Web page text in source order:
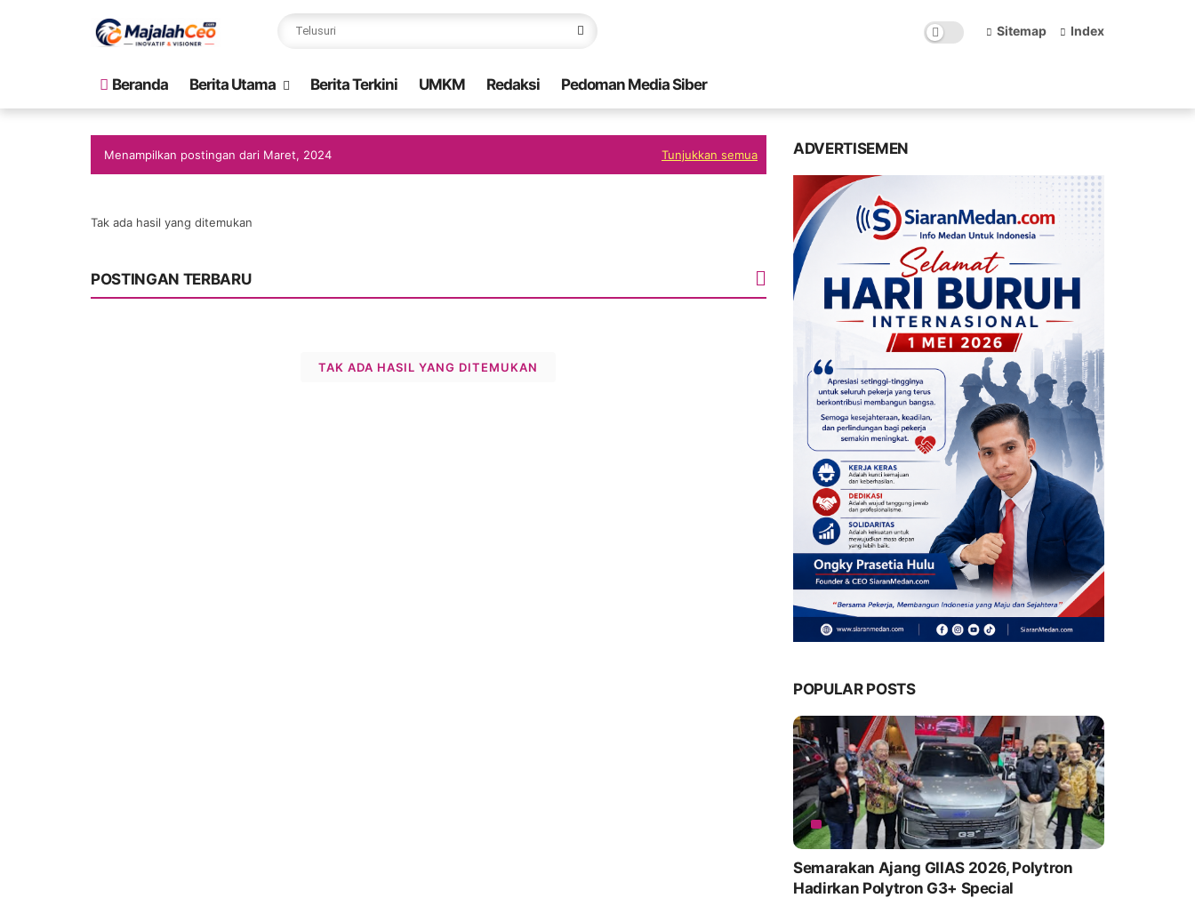
Sitemap Index
Beranda Berita Utama Berita Terkini UMKM Redaksi Pedoman Media Siber
Menampilkan postingan dari Maret, 2024 Tunjukkan semua
Tak ada hasil yang ditemukan
POSTINGAN TERBARU
TAK ADA HASIL YANG DITEMUKAN
ADVERTISEMEN
POPULAR POSTS
Semarakan Ajang GIIAS 2026, Polytron
Hadirkan Polytron G3+ Special